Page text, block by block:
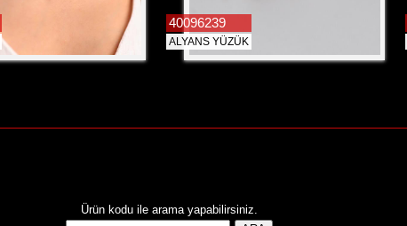
40096239
ALYANS YÜZÜK
Ürün kodu ile arama yapabilirsiniz.